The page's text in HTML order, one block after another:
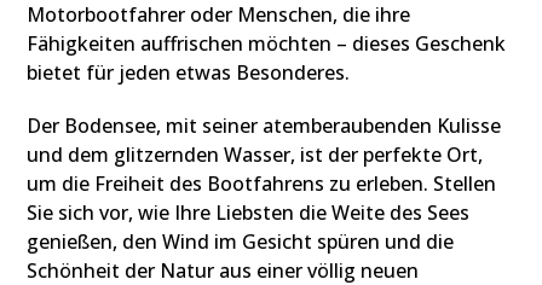
Motorbootfahrer oder Menschen, die ihre
Fähigkeiten auffrischen möchten – dieses Geschenk
bietet für jeden etwas Besonderes.
Der Bodensee, mit seiner atemberaubenden Kulisse
und dem glitzernden Wasser, ist der perfekte Ort,
um die Freiheit des Bootfahrens zu erleben. Stellen
Sie sich vor, wie Ihre Liebsten die Weite des Sees
genießen, den Wind im Gesicht spüren und die
Schönheit der Natur aus einer völlig neuen